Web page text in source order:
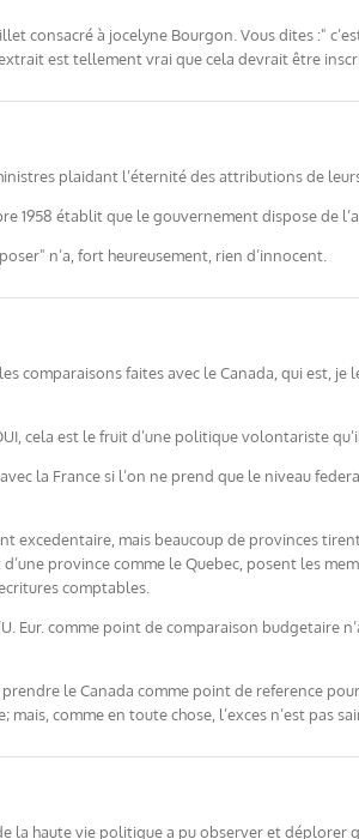
consacré à jocelyne Bourgon. Vous dites :"
est tellement vrai que cela devrait être
plaidant l’éternité des attributions de
1958 établit que le gouvernement dispose de
n’a, fort heureusement, rien d’innocent.
comparaisons faites avec le Canada, qui est,
cela est le fruit d’une politique volontariste
la France si l’on ne prend que le niveau
excedentaire, mais beaucoup de provinces
province comme le Quebec, posent les
comptables.
Eur. comme point de comparaison budgetaire
le Canada comme point de reference
comme en toute chose, l’exces n’est pas
la haute vie politique a pu observer et